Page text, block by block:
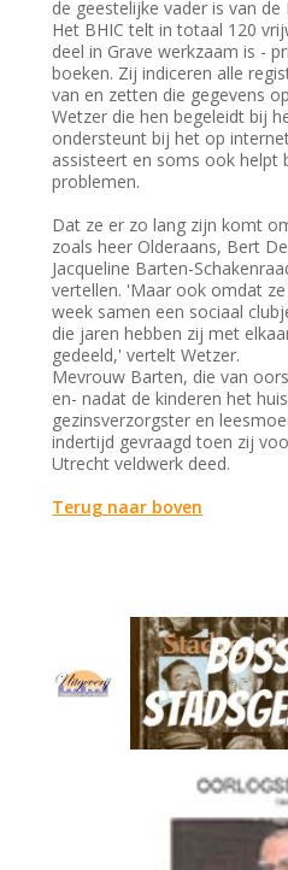
de geestelijke vader is van
Het BHIC telt in totaal 120
deel in Grave werkzaam is -
boeken. Zij indiceren alle
van en zetten die gegevens
Wetzer die hen begeleidt bij
ondersteunt bij het op
assisteert en soms ook helpt
problemen.
Dat ze er zo lang zijn komt
zoals heer Olderaans, Bert
Jacqueline Barten-
vertellen. 'Maar ook omdat
week samen een sociaal
die jaren hebben zij met
gedeeld,' vertelt Wetzer.
Mevrouw Barten, die van
en- nadat de kinderen het
gezinsverzorgster en
indertijd gevraagd toen zij
Utrecht veldwerk deed.
Terug naar boven